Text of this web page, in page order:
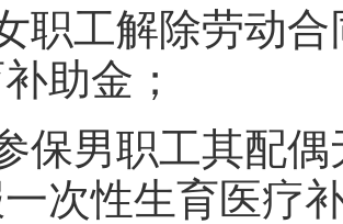
职工解除劳动合
助金；
保男职工其配
次性生育医疗